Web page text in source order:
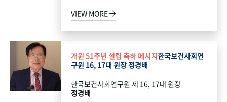
VIEW MORE
개원 51주년 설립 축하 메시지한국보건사회연
구원 16, 17대 원장 정경배
한국보건사회연구원 제 16, 17대 원장
정경배